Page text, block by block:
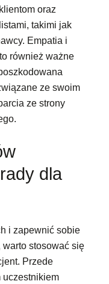
oraz
takimi jak
Empatia i
również ważne
ze swoim
ze strony
dla
i zapewnić sobie
stosować się
Przede
uczestnikiem